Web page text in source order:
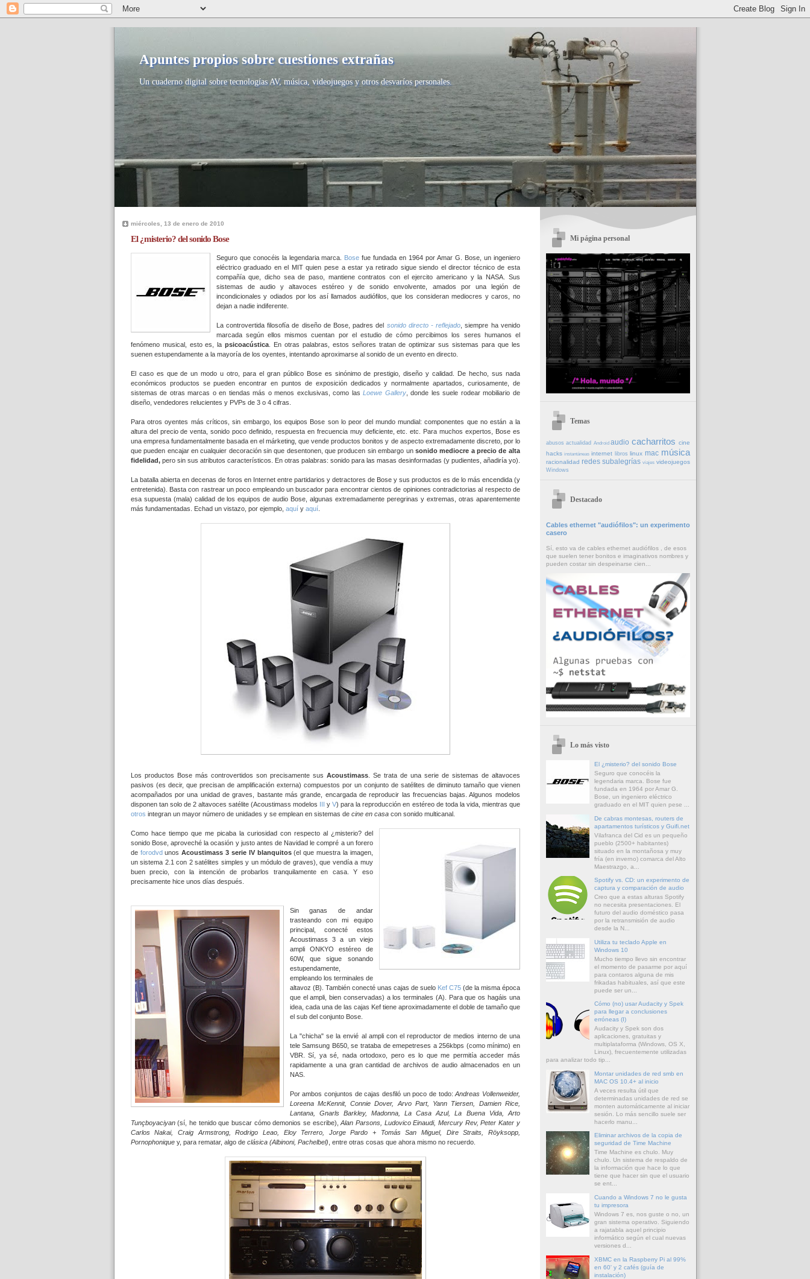
Apuntes propios sobre cuestiones extrañas
Un cuaderno digital sobre tecnologías AV, música, videojuegos y otros desvaríos personales.
miércoles, 13 de enero de 2010
El ¿misterio? del sonido Bose
Seguro que conocéis la legendaria marca. Bose fue fundada en 1964 por Amar G. Bose, un ingeniero
eléctrico graduado en el MIT quien pese a estar ya retirado sigue siendo el director técnico de esta
compañía que, dicho sea de paso, mantiene contratos con el ejercito americano y la NASA. Sus
sistemas de audio y altavoces estéreo y de sonido envolvente, amados por una legión de
incondicionales y odiados por los así llamados audiófilos, que los consideran mediocres y caros, no
dejan a nadie indiferente.
La controvertida filosofía de diseño de Bose, padres del sonido directo - reflejado , siempre ha venido
marcada según ellos mismos cuentan por el estudio de cómo percibimos los seres humanos el
fenómeno musical, esto es, lapsicoacústica . En otras palabras, estos señores tratan de optimizar sus sistemas para que les
suenen estupendamente a la mayoría de los oyentes, intentando aproximarse al sonido de un evento en directo.
El caso es que de un modo u otro, para el gran público Bose es sinónimo de prestigio, diseño y calidad. De hecho, sus nada
económicos productos se pueden encontrar en puntos de exposición dedicados y normalmente apartados, curiosamente, de
sistemas de otras marcas o en tiendas más o menos exclusivas, como lasLoewe Gallery, donde les suele rodear mobiliario de
diseño, vendedores relucientes y PVPs de 3 o 4 cifras.
Para otros oyentes más críticos, sin embargo, los equipos Bose son lo peor del mundo mundial: componentes que no están a la
altura del precio de venta, sonido poco definido, respuesta en frecuencia muy deficiente, etc. etc. Para muchos expertos, Bose es
una empresa fundamentalmente basada en el márketing, que vende productos bonitos y de aspecto extremadamente discreto, por lo
que pueden encajar en cualquier decoración sin que desentonen, que producen sin embargo un sonido mediocre a precio de alta
fidelidad, pero sin sus atributos característicos. En otras palabras: sonido para las masas desinformadas (y pudientes, añadiría yo).
La batalla abierta en decenas de foros en Internet entre partidarios y detractores de Bose y sus productos es de lo más encendida (y
entretenida). Basta con rastrear un poco empleando un buscador para encontrar cientos de opiniones contradictorias al respecto de
esa supuesta (mala) calidad de los equipos de audio Bose, algunas extremadamente peregrinas y extremas, otras aparentemente
más fundamentadas. Echad un vistazo, por ejemplo, aquí y aquí
Los productos Bose más controvertidos son precisamente sus Acoustimass. Se trata de una serie de sistemas de altavoces
pasivos (es decir, que precisan de amplificación externa) compuestos por un conjunto de satélites de diminuto tamaño que vienen
acompañados por una unidad de graves, bastante más grande, encargada de reproducir las frecuencias bajas. Algunos modelos
disponen tan solo de 2 altavoces satélite (Acoustimass modelos
yV) para la reproducción en estéreo de toda la vida, mientras que
otros integran un mayor número de unidades y se emplean en sistemas de cine en casacon sonido multicanal.
Como hace tiempo que me picaba la curiosidad con respecto al ¿misterio? del
sonido Bose, aproveché la ocasión y justo antes de Navidad le compré a un forero
de forodvd unosAcoustimass 3 serie IV blanquitos(el que muestra la imagen,
un sistema 2.1 con 2 satélites simples y un módulo de graves), que vendía a muy
buen precio, con la intención de probarlos tranquilamente en casa. Y eso
precisamente hice unos días después.
Sin ganas de andar
trasteando con mi equipo
principal, conecté estos
Acoustimass 3 a un viejo
ampli ONKYO estéreo de
60W, que sigue sonando
estupendamente,
empleando los terminales de
altavoz (B). También conecté unas cajas de suelo Kef C75(de la misma época
que el ampli, bien conservadas) a los terminales (A). Para que os hagáis una
idea, cada una de las cajas Kef tiene aproximadamente el doble de tamaño que
el sub del conjunto Bose.
La "chicha" se la envié al ampli con el reproductor de medios interno de una
tele Samsung B650, se trataba de emepetreses a 256kbps (como mínimo) en
VBR. Sí, ya sé, nada ortodoxo, pero es lo que me permitía acceder más
rapidamente a una gran cantidad de archivos de audio almacenados en un
NAS.
Por ambos conjuntos de cajas desfiló un poco de todo:Andreas Vollenweider,
Loreena McKennit, Connie Dover, Arvo Part, Yann Tiersen, Damien Rice,
Lantana, Gnarls Barkley, Madonna, La Casa Azul, La Buena Vida, Arto
Tunçboyaciyan(sí, he tenido que buscar cómo demonios se escribe),Alan Parsons, Ludovico Einaudi, Mercury Rev, Peter Kater y
Carlos Nakai, Craig Armstrong, Rodrigo Leao, Eloy Terrero, Jorge Pardo + Tomás San Miguel, Dire Straits, Röyksopp,
Pornophoniquey, para rematar, algo de clásica (Albinoni, Pachelbel) , entre otras cosas que ahora mismo no recuerdo.
Mi página personal
Temas
abusosactualidad Androidaudio cacharritos cine
hacksinstantáneas internet libros linux mac música
racionalidad redes subalegríasviajes videojuegos
Windows
Destacado
Cables ethernet "audiófilos": un experimento
casero
Sí, esto va de cables ethernet audiófilos , de esos
que suelen tener bonitos e imaginativos nombres y
pueden costar sin despeinarse cien...
Lo más visto
El ¿misterio? del sonido Bose
Seguro que conocéis la
legendaria marca. Bose fue
fundada en 1964 por Amar G.
Bose, un ingeniero eléctrico
graduado en el MIT quien pese ...
De cabras montesas, routers de
apartamentos turísticos y Guifi.net
Vilafranca del Cid es un pequeño
pueblo (2500+ habitantes)
situado en la montañosa y muy
fría (en inverno) comarca del Alto
Maestrazgo, a...
Spotify vs. CD: un experimento de
captura y comparación de audio
Creo que a estas alturas Spotify
no necesita presentaciones. El
futuro del audio doméstico pasa
por la retransmisión de audio
desde la N...
Utiliza tu teclado Apple en
Windows 10
Mucho tiempo llevo sin encontrar
el momento de pasarme por aquí
para contaros alguna de mis
frikadas habituales, así que este
puede ser un...
Cómo (no) usar Audacity y Spek
para llegar a conclusiones
erróneas (I)
Audacity y Spek son dos
aplicaciones, gratuitas y
multiplataforma (Windows, OS X,
Linux), frecuentemente utilizadas
para analizar todo tip...
Montar unidades de red smb en
MAC OS 10.4+ al inicio
A veces resulta útil que
determinadas unidades de red se
monten automáticamente al iniciar
sesión. Lo más sencillo suele ser
hacerlo manu...
Eliminar archivos de la copia de
seguridad de Time Machine
Time Machine es chulo. Muy
chulo. Un sistema de respaldo de
la información que hace lo que
tiene que hacer sin que el usuario
se ent...
Cuando a Windows 7 no le gusta
tu impresora
Windows 7 es, nos guste o no, un
gran sistema operativo. Siguiendo
a rajatabla aquel principio
informático según el cual nuevas
versiones d...
XBMC en la Raspberry Pi al 99%
en 60' y 2 cafés (guía de
instalación)